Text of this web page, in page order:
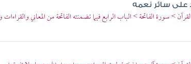
على سائر نعمه
> سورة الفاتحة > الباب الرابع فيما تضمنته الفاتحة من المعاني